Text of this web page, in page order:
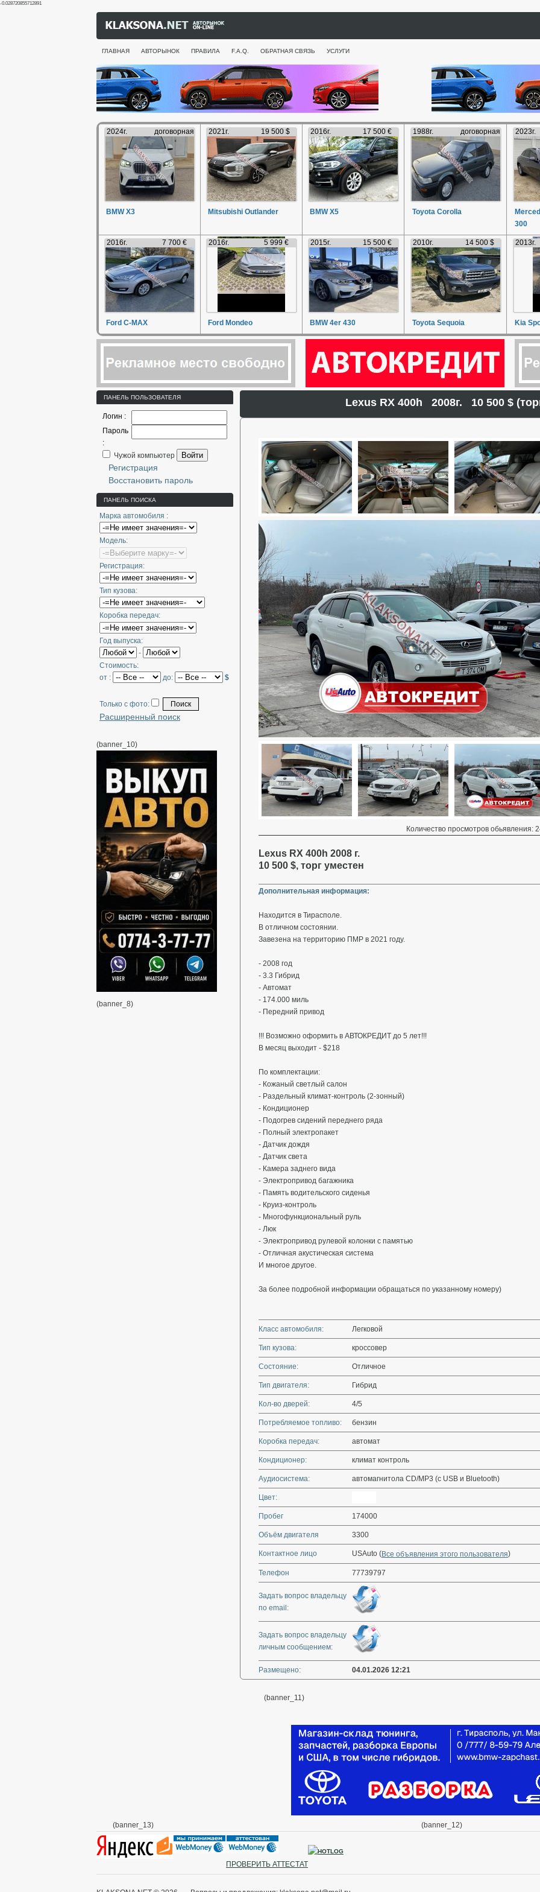
-0.028720855712891
ГЛАВНАЯ АВТОРЫНОК ПРАВИЛА F.A.Q. ОБРАТНАЯ СВЯЗЬ УСЛУГИ
2024г. договорная
BMW X3
2021г. 19 500 $
Mitsubishi Outlander
2016г. 17 500 €
BMW X5
1988г. договорная
Toyota Corolla
2023г.
300
2016г. 7 700 €
Ford C-MAX
2016г. 5 999 €
Ford Mondeo
2015г. 15 500 €
BMW 4er 430
2010г. 14 500 $
Toyota Sequoia
2013г.
Kia
ПАНЕЛЬ ПОЛЬЗОВАТЕЛЯ
Логин :
Пароль
:
Чужой компьютер
Войти
Регистрация
Восстановить пароль
ПАНЕЛЬ ПОИСКА
Марка автомобиля :
Модель:
Регистрация:
Тип кузова:
Коробка передач:
Год выпуска:
-
Стоимость:
от :
до: $
Только с фото:
Расширенный поиск
(banner_10)
(banner_8)
Lexus RX 400h 2008г. 10 500 $
Количество просмотров обьявления:
Lexus RX 400h 2008 г.
10 500 $, торг уместен
Дополнительная информация:
Находится в Тирасполе.
В отличном состоянии.
Завезена на территорию ПМР в 2021 году.
- 2008 год
- 3.3 Гибрид
- Автомат
- 174.000 миль
- Передний привод
!!! Возможно оформить в АВТОКРЕДИТ до 5 лет!!!
В месяц выходит - $218
По комплектации:
⁃ Кожаный светлый салон
⁃ Раздельный климат-контроль (2-зонный)
⁃ Кондиционер
- Подогрев сидений переднего ряда
⁃ Полный электропакет
- Датчик дождя
- Датчик света
- Камера заднего вида
⁃ Электропривод багажника
⁃ Память водительского сиденья
⁃ Круиз-контроль
⁃ Многофункциональный руль
⁃ Люк
⁃ Электропривод рулевой колонки с памятью
⁃ Отличная акустическая система
И многое другое.
За более подробной информации обращаться по указанному номеру)
Класс автомобиля: Легковой
Тип кузова: кроссовер
Состояние: Отличное
Тип двигателя: Гибрид
Кол-во дверей: 4/5
Потребляемое топливо: бензин
Коробка передач: автомат
Кондиционер: климат контроль
Аудиосистема: автомагнитола CD/MP3 (с USB и Bluetooth)
Цвет:
Пробег 174000
Объём двигателя 3300
Контактное лицо USAuto (Все объявления этого пользователя)
Телефон 77739797
Задать вопрос владельцу
по email:
Задать вопрос владельцу
личным сообщением:
Размещено: 04.01.2026 12:21
(banner_11)
(banner_13) (banner_12)
ПРОВЕРИТЬ АТТЕСТАТ